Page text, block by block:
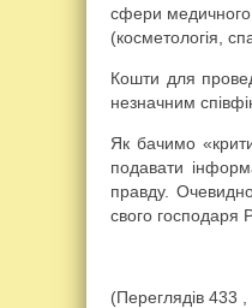
сфери медичного
(косметологія,
Кошти для
незначним
Як бачимо
подавати
правду.
свого господаря
(Переглядів 433 ,